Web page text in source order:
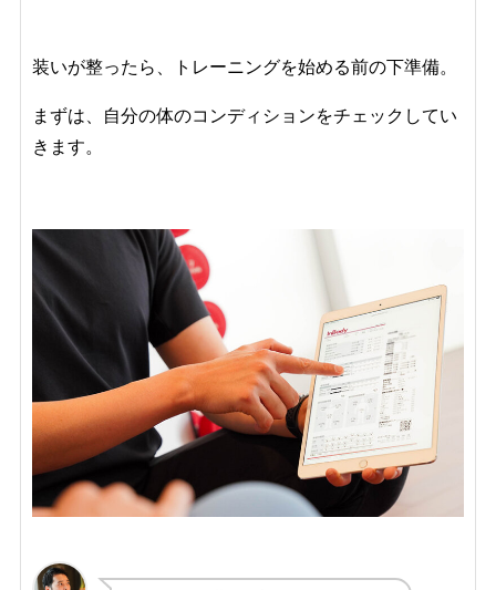
装いが整ったら、トレーニングを始める前の下準備。
まずは、自分の体のコンディションをチェックしてい
きます。